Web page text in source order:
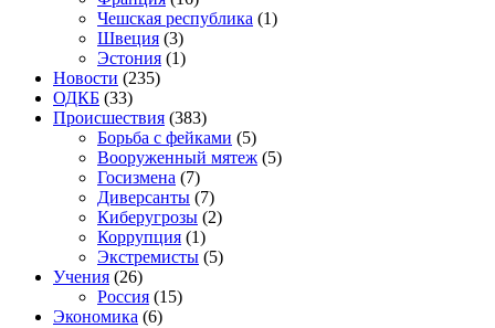
Чешская республика (1)
Швеция (3)
Эстония (1)
Новости (235)
ОДКБ (33)
Происшествия (383)
Борьба с фейками (5)
Вооруженный мятеж (5)
Госизмена (7)
Диверсанты (7)
Киберугрозы (2)
Коррупция (1)
Экстремисты (5)
Учения (26)
Россия (15)
Экономика (6)